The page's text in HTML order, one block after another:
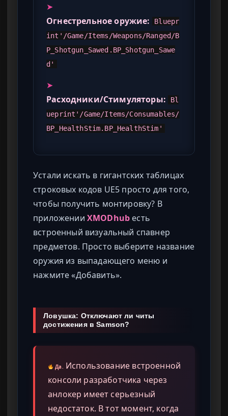
➤
Огнестрельное оружие:
Bluepr
int'/Game/Items/Weapons/Ranged/B
P_Shotgun_Sawed.BP_Shotgun_Sawe
d'
➤
Расходники/Стимуляторы:
Bl
ueprint'/Game/Items/Consumables/
BP_HealthStim.BP_HealthStim'
Устали искать в гигантских таблицах
строковых кодов UE5 просто для того,
чтобы получить монтировку? В
приложении XMODhub есть
встроенный визуальный спавнер
предметов. Просто выберите название
оружия из выпадающего меню и
нажмите «Добавить».
Ловушка: Отключают ли читы
достижения в Samson?
Да. Использование встроенной
консоли разработчика через
анлокер имеет серьезный
недостаток. В тот момент, когда